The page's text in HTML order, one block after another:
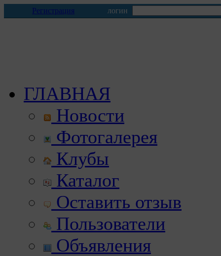
Регистрация логин
ГЛАВНАЯ
Новости
Фотогалерея
Клубы
Каталог
Оставить отзыв
Пользователи
Объявления